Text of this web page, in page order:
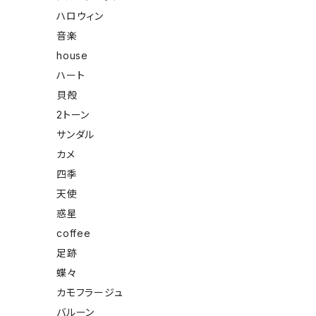
ハロウィン
音楽
house
ハート
貝殻
2トーン
サンダル
カメ
四季
天使
惑星
coffee
足跡
蝶々
カモフラージュ
バルーン